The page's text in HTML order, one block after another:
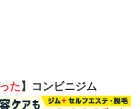
た】コンビニジム